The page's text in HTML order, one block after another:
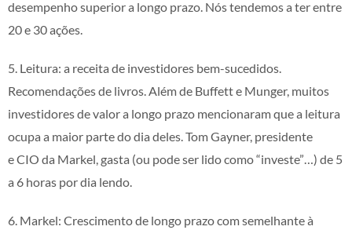
desempenho superior a longo prazo. Nós tendemos a ter entre
20 e 30 ações.
5. Leitura: a receita de investidores bem-sucedidos.
Recomendações de livros. Além de Buffett e Munger, muitos
investidores de valor a longo prazo mencionaram que a leitura
ocupa a maior parte do dia deles. Tom Gayner, presidente
e CIO da Markel, gasta (ou pode ser lido como “investe”…) de 5
a 6 horas por dia lendo.
6. Markel: Crescimento de longo prazo com semelhante à